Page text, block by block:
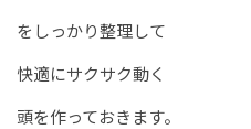
をしっかり整理して
快適にサクサク動く
頭を作っておきます。